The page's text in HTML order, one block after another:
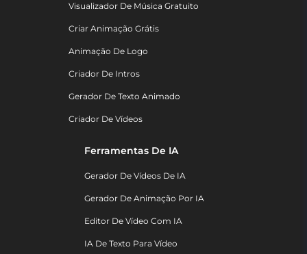
Visualizador De Música Gratuito
Criar Animação Grátis
Animação De Logo
Criador De Intros
Gerador De Texto Animado
Criador De Vídeos
Ferramentas De IA
Gerador De Vídeos De IA
Gerador De Animação Por IA
Editor De Vídeo Com IA
IA De Texto Para Vídeo